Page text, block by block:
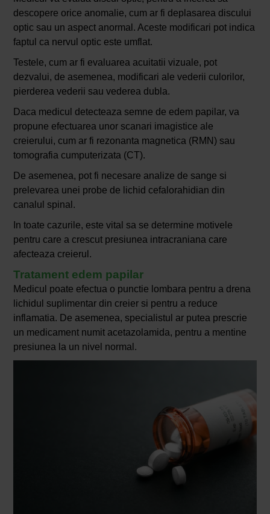
descopere orice anomalie, cum ar fi deplasarea discului
optic sau un aspect anormal. Aceste modificari pot indica
faptul ca nervul optic este umflat.
Testele, cum ar fi evaluarea acuitatii vizuale, pot
dezvalui, de asemenea, modificari ale vederii culorilor,
pierderea vederii sau vederea dubla.
Daca medicul detecteaza semne de edem papilar, va
propune efectuarea unor scanari imagistice ale
creierului, cum ar fi rezonanta magnetica (RMN) sau
tomografia cumputerizata (CT).
De asemenea, pot fi necesare analize de sange si
prelevarea unei probe de lichid cefalorahidian din
canalul spinal.
In toate cazurile, este vital sa se determine motivele
pentru care a crescut presiunea intracraniana care
afecteaza creierul.
Tratament edem papilar
Medicul poate efectua o punctie lombara pentru a drena
lichidul suplimentar din creier si pentru a reduce
inflamatia. De asemenea, specialistul ar putea prescrie
un medicament numit acetazolamida, pentru a mentine
presiunea la un nivel normal.